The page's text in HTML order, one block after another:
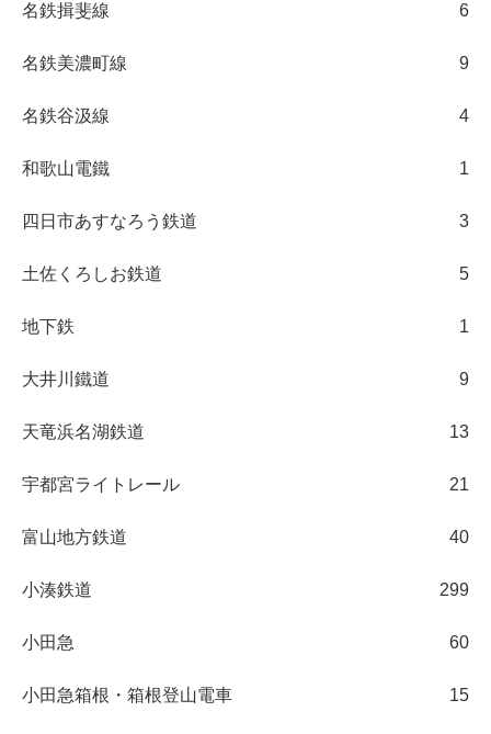
名鉄揖斐線 6
名鉄美濃町線 9
名鉄谷汲線 4
和歌山電鐵 1
四日市あすなろう鉄道 3
土佐くろしお鉄道 5
地下鉄 1
大井川鐵道 9
天竜浜名湖鉄道 13
宇都宮ライトレール 21
富山地方鉄道 40
小湊鉄道 299
小田急 60
小田急箱根・箱根登山電車 15